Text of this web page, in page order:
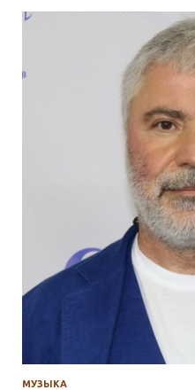
МУЗЫКА